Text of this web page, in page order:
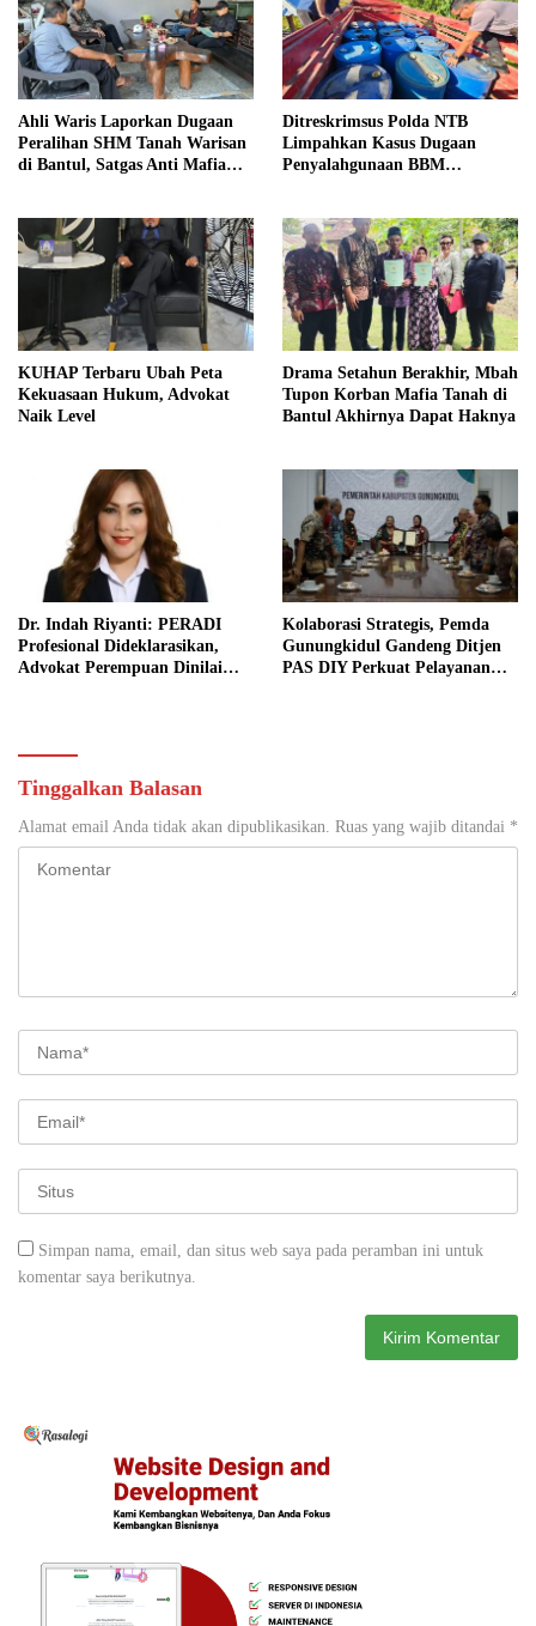
Ahli Waris Laporkan Dugaan
Peralihan SHM Tanah Warisan
di Bantul, Satgas Anti Mafia
Ditreskrimsus Polda NTB
Limpahkan Kasus Dugaan
Penyalahgunaan BBM
KUHAP Terbaru Ubah Peta
Kekuasaan Hukum, Advokat
Naik Level
Drama Setahun Berakhir, Mbah
Tupon Korban Mafia Tanah di
Bantul Akhirnya Dapat Haknya
Dr. Indah Riyanti: PERADI
Profesional Dideklarasikan,
Advokat Perempuan Dinilai
Kolaborasi Strategis, Pemda
Gunungkidul Gandeng Ditjen
PAS DIY Perkuat Pelayanan
Tinggalkan Balasan
Alamat email Anda tidak akan dipublikasikan. Ruas yang wajib ditandai *
Simpan nama, email, dan situs web saya pada peramban ini untuk
komentar saya berikutnya.